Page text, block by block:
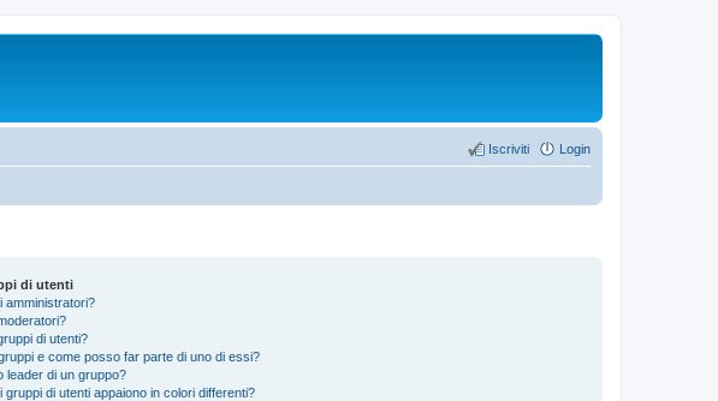
Login
Iscriviti
di utenti
amministratori?
di utenti?
e come posso far parte di uno di essi?
leader di un gruppo?
gruppi di utenti appaiono in colori differenti?